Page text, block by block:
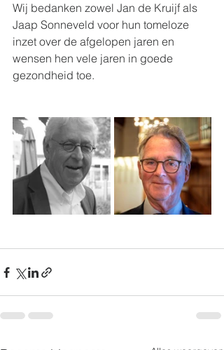
Wij bedanken zowel Jan de Kruijf als
Jaap Sonneveld voor hun tomeloze
inzet over de afgelopen jaren en
wensen hen vele jaren in goede
gezondheid toe.